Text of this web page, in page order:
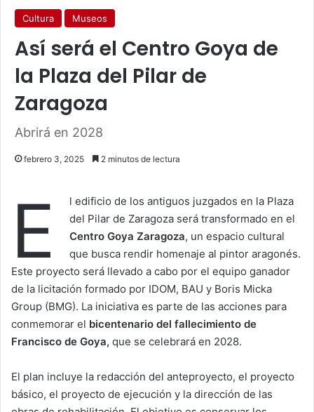
Cultura Museos
Así será el Centro Goya de
la Plaza del Pilar de
Zaragoza
Abrirá en 2028
febrero 3, 2025 2 minutos de lectura
E
l edificio de los antiguos juzgados en la Plaza
del Pilar de Zaragoza será transformado en el
Centro Goya Zaragoza, un espacio cultural
que busca rendir homenaje al pintor aragonés.
Este proyecto será llevado a cabo por el equipo ganador
de la licitación formado por IDOM, BAU y Boris Micka
Group (BMG). La iniciativa es parte de las acciones para
conmemorar el bicentenario del fallecimiento de
Francisco de Goya, que se celebrará en 2028.
El plan incluye la redacción del anteproyecto, el proyecto
básico, el proyecto de ejecución y la dirección de las